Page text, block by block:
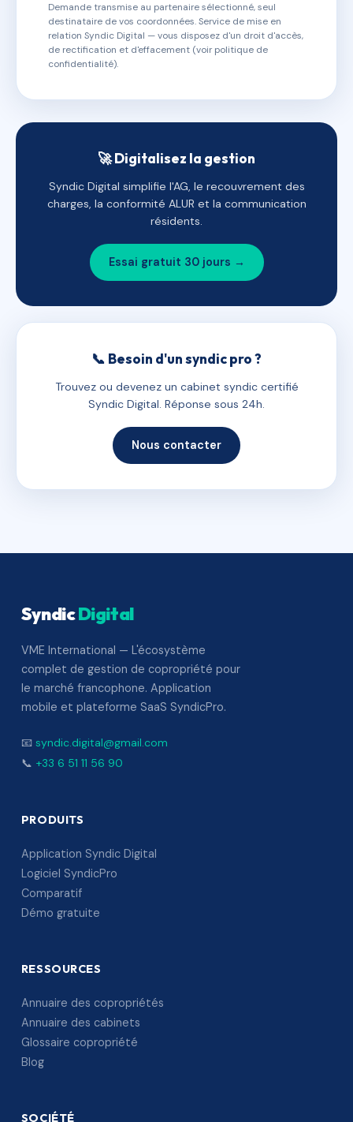
Demande transmise au partenaire sélectionné, seul
destinataire de vos coordonnées. Service de mise en
relation Syndic Digital — vous disposez d'un droit d'accès,
de rectification et d'effacement (voir politique de
confidentialité).
🚀 Digitalisez la gestion
Syndic Digital simplifie l'AG, le recouvrement des
charges, la conformité ALUR et la communication
résidents.
Essai gratuit 30 jours →
📞 Besoin d'un syndic pro ?
Trouvez ou devenez un cabinet syndic certifié
Syndic Digital. Réponse sous 24h.
Nous contacter
SyndicDigital
VME International — L'écosystème
complet de gestion de copropriété pour
le marché francophone. Application
mobile et plateforme SaaS SyndicPro.
📧 syndic.digital@gmail.com
📞 +33 6 51 11 56 90
PRODUITS
Application Syndic Digital
Logiciel SyndicPro
Comparatif
Démo gratuite
RESSOURCES
Annuaire des copropriétés
Annuaire des cabinets
Glossaire copropriété
Blog
SOCIÉTÉ